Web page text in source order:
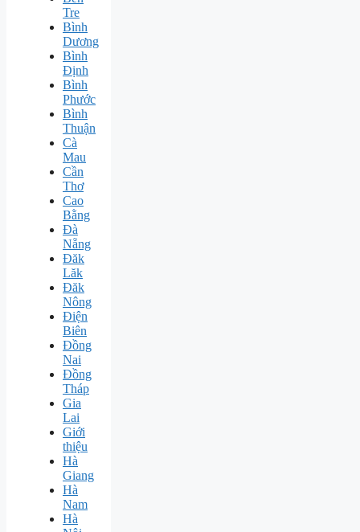
Tre
Bình
Dương
Bình
Định
Bình
Phước
Bình
Thuận
Cà
Mau
Cần
Thơ
Cao
Bằng
Đà
Nẵng
Đăk
Lăk
Đăk
Nông
Điện
Biên
Đồng
Nai
Đồng
Tháp
Gia
Lai
Giới
thiệu
Hà
Giang
Hà
Nam
Hà